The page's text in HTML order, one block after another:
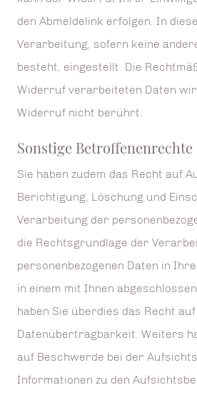
den Abmeldelink erfolgen. In
Verarbeitung, sofern keine
besteht, eingestellt. Die
Widerruf verarbeiteten Daten
Widerruf nicht berührt.
Sonstige Betroffenenrechte
Sie haben zudem das Recht auf
Berichtigung, Löschung und
Verarbeitung der
die Rechtsgrundlage der
personenbezogenen Daten in
in einem mit Ihnen
haben Sie überdies das Recht auf
Datenübertragbarkeit. Weiters
auf Beschwerde bei der
Informationen zu den